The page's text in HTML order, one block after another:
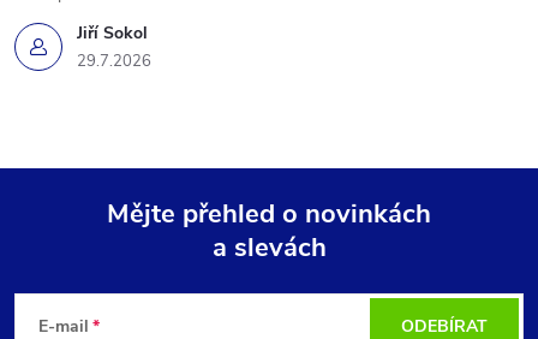
Jiří Sokol
29.7.2026
Mějte přehled o novinkách
a slevách
E-mail ODEBÍRAT